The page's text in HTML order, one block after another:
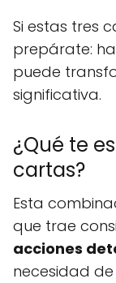
Si estas tres
prepárate:
puede
significativa.
¿Qué te
cartas?
Esta
que trae
acciones
necesidad